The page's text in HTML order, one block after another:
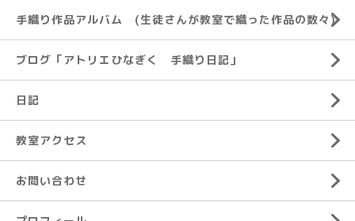
手織り作品アルバム (生徒さんが教室で織った作品の数々)
ブログ「アトリエひなぎく 手織り日記」
日記
教室アクセス
お問い合わせ